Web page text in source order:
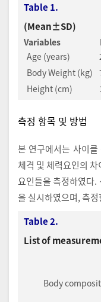
Table 1.
(Mean±SD)
Variables
Age (years)
Body Weight (kg)
Height (cm)
측정 항목 및 방법
본 연구에서는 사이
체격 및 체력요인의
요인들을 측정하였다.
을 실시하였으며, 측
Table 2.
List of
Body